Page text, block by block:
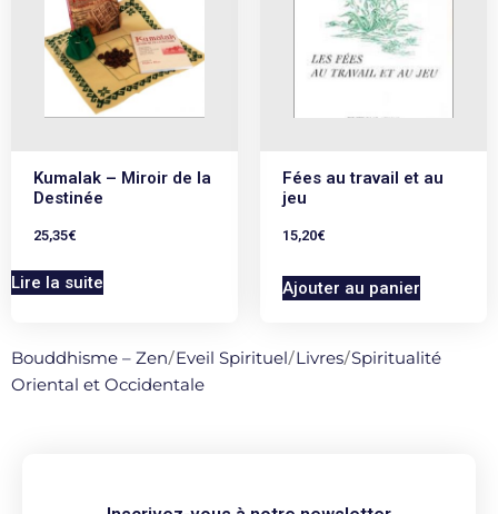
Kumalak – Miroir de la
Destinée
25,35€
Lire la suite
Fées au travail et au
jeu
15,20€
Ajouter au panier
Bouddhisme – Zen/Eveil Spirituel/Livres/Spiritualité
Oriental et Occidentale